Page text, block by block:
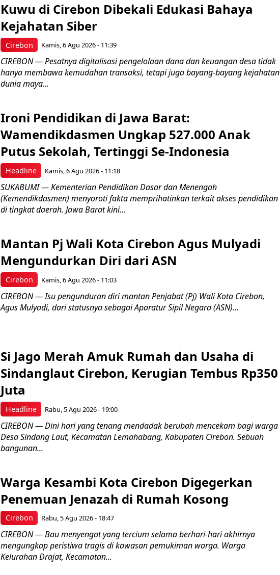
Cirebon
Kuwu di Cirebon Dibekali Edukasi Bahaya
Kejahatan Siber
Kamis, 6 Agu 2026 - 11:39
CIREBON — Pesatnya digitalisasi pengelolaan dana dan keuangan desa tidak
hanya membawa kemudahan transaksi, tetapi juga bayang-bayang kejahatan
dunia maya...
Headline
Ironi Pendidikan di Jawa Barat:
Wamendikdasmen Ungkap 527.000 Anak
Putus Sekolah, Tertinggi Se-Indonesia
Kamis, 6 Agu 2026 - 11:18
SUKABUMI — Kementerian Pendidikan Dasar dan Menengah
(Kemendikdasmen) menyoroti fakta memprihatinkan terkait akses pendidikan
di tingkat daerah. Jawa Barat kini...
Cirebon
Mantan Pj Wali Kota Cirebon Agus Mulyadi
Mengundurkan Diri dari ASN
Kamis, 6 Agu 2026 - 11:03
CIREBON — Isu pengunduran diri mantan Penjabat (Pj) Wali Kota Cirebon,
Agus Mulyadi, dari statusnya sebagai Aparatur Sipil Negara (ASN)...
Headline
Si Jago Merah Amuk Rumah dan Usaha di
Sindanglaut Cirebon, Kerugian Tembus Rp350
Juta
Rabu, 5 Agu 2026 - 19:00
CIREBON — Dini hari yang tenang mendadak berubah mencekam bagi warga
Desa Sindang Laut, Kecamatan Lemahabang, Kabupaten Cirebon. Sebuah
bangunan...
Cirebon
Warga Kesambi Kota Cirebon Digegerkan
Penemuan Jenazah di Rumah Kosong
Rabu, 5 Agu 2026 - 18:47
CIREBON — Bau menyengat yang tercium selama berhari-hari akhirnya
mengungkap peristiwa tragis di kawasan pemukiman warga. Warga
Kelurahan Drajat, Kecamatan...